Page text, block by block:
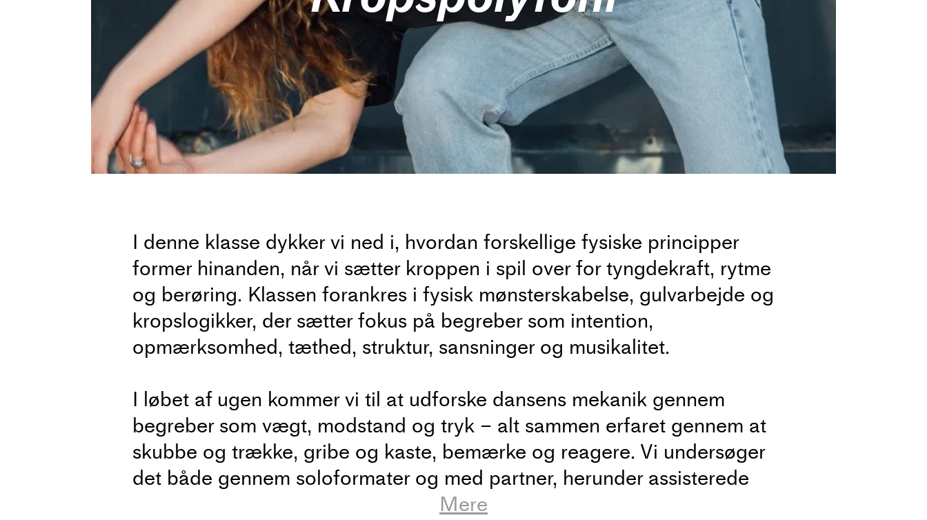
I denne klasse dykker vi ned i, hvordan forskellige fysiske principper
former hinanden, når vi sætter kroppen i spil over for tyngdekraft, rytme
og berøring. Klassen forankres i fysisk mønsterskabelse, gulvarbejde og
kropslogikker, der sætter fokus på begreber som intention,
opmærksomhed, tæthed, struktur, sansninger og musikalitet.
I løbet af ugen kommer vi til at udforske dansens mekanik gennem
begreber som vægt, modstand og tryk – alt sammen erfaret gennem at
skubbe og trække, gribe og kaste, bemærke og reagere. Vi undersøger
det både gennem soloformater og med partner, herunder assisterede
soloer, pardans og gruppeøvelser på tværs af rummet. Vi vil betragte
Mere